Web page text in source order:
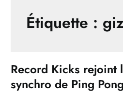
Étiquette :
Record Kicks rejoint
synchro de Ping